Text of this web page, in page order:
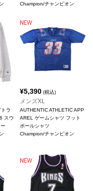
Champion/チャンピオン
ラ
スウ
¥5,390 (税込)
メンズXL
AUTHENTIC ATHLETIC APP
AREL ゲームシャツ フット
ボールシャツ
Champion/チャンピオン